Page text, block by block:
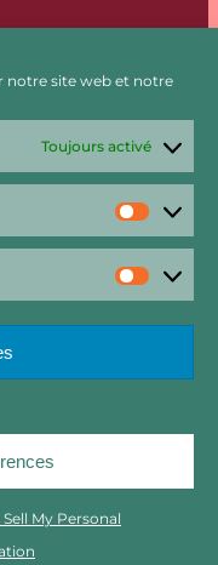
notre site web et notre
Toujours activé
My Personal
Viktor Salamandre